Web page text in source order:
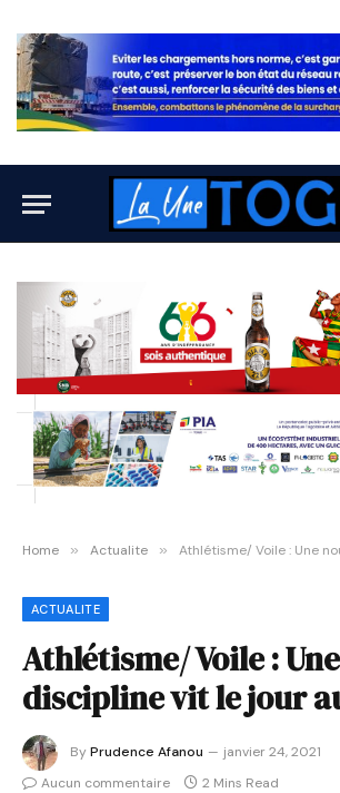
Home » Actualite » Athlétisme/ Voile : Une nouvelle
ACTUALITE
Athlétisme/ Voile :
discipline vit le jour
ByPrudence Afanou
janvier 24, 2021
Aucun commentaire
2 Mins Read